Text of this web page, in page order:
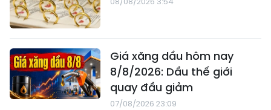
Giá xăng dầu hôm nay
8/8/2026: Dầu thế giới
quay đầu giảm
07/08/2026 23:09